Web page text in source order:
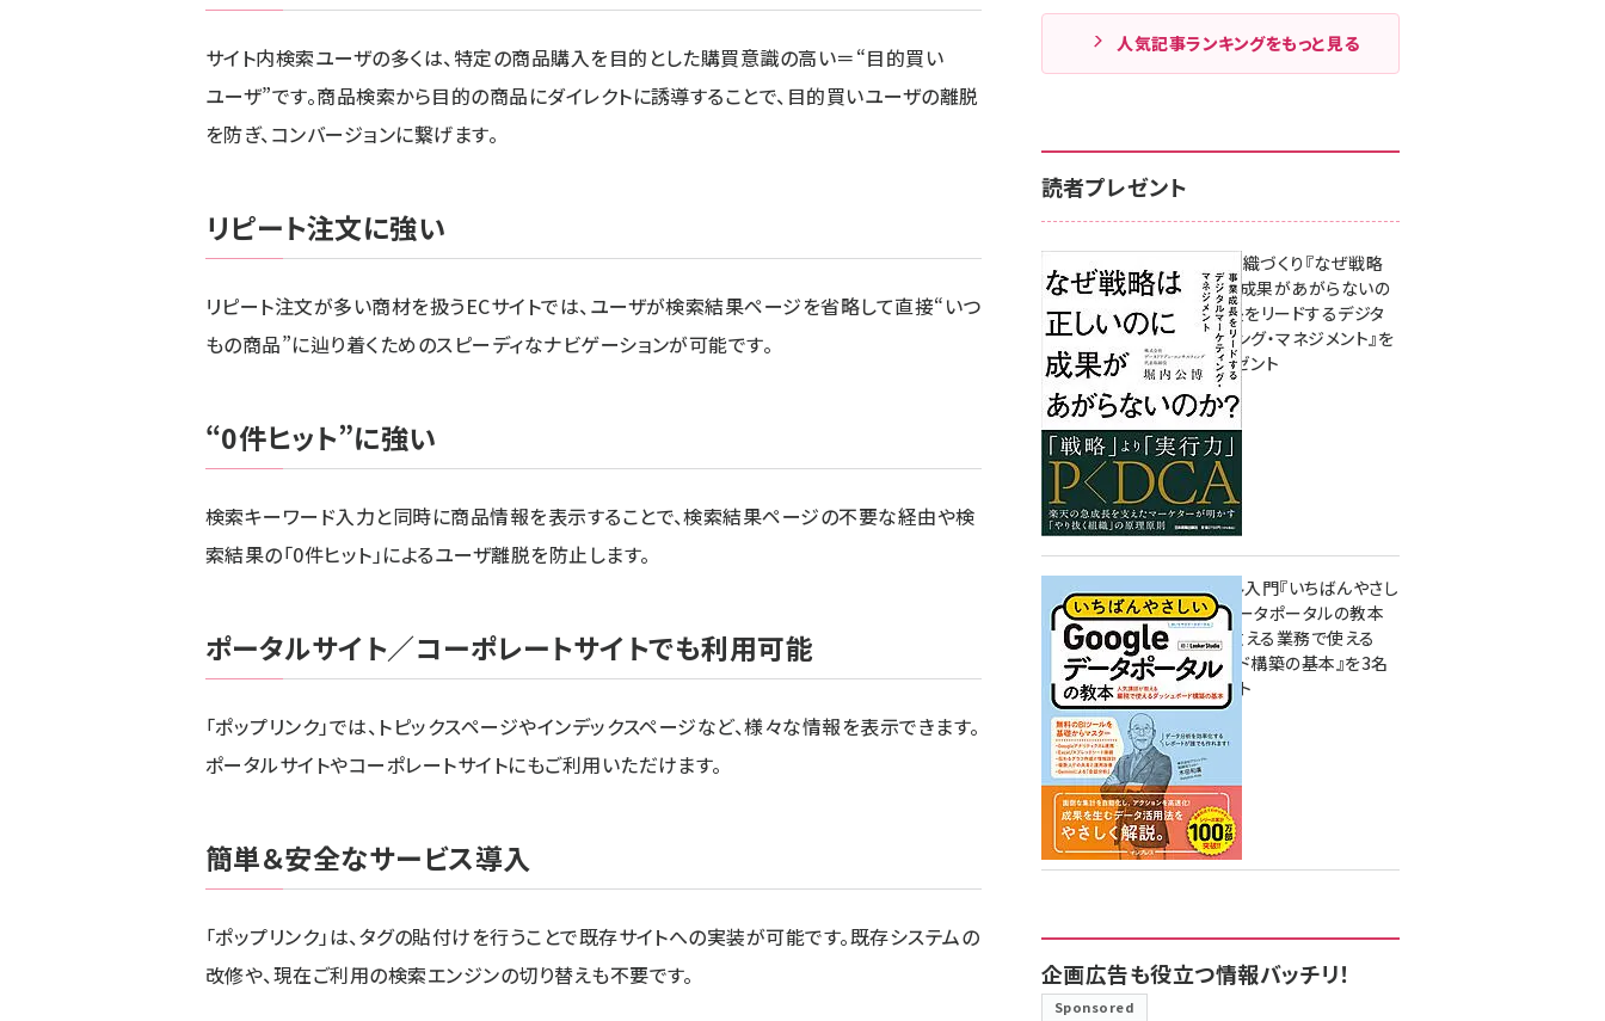
サイト内検索ユーザの多くは、特定の商品購入を目的とした購買意識の高い＝“目的買い
ユーザ”です。商品検索から目的の商品にダイレクトに誘導することで、目的買いユーザの離脱
を防ぎ、コンバージョンに繋げます。
リピート注文に強い
リピート注文が多い商材を扱うECサイトでは、ユーザが検索結果ページを省略して直接“いつ
もの商品”に辿り着くためのスピーディなナビゲーションが可能です。
“0件ヒット”に強い
検索キーワード入力と同時に商品情報を表示することで、検索結果ページの不要な経由や検
索結果の「0件ヒット」によるユーザ離脱を防止します。
ポータルサイト／コーポレートサイトでも利用可能
「ポップリンク」では、トピックスページやインデックスページなど、様々な情報を表示できます。
ポータルサイトやコーポレートサイトにもご利用いただけます。
簡単＆安全なサービス導入
「ポップリンク」は、タグの貼付けを行うことで既存サイトへの実装が可能です。既存システムの
改修や、現在ご利用の検索エンジンの切り替えも不要です。
人気記事ランキングをもっと見る
読者プレゼント
成果を生む組織づくり『なぜ戦略
は正しいのに成果があがらないの
か？ 事業成長をリードするデジタ
ルマーケティング・マネジメント』を
3名様にプレゼント
8月7日 10:00
無料BIツール入門『いちばんやさし
いGoogleデータポータルの教本
人気講師が教える業務で使える
ダッシュボード構築の基本』を3名
様にプレゼント
7月31日 10:00
企画広告も役立つ情報バッチリ！
Sponsored